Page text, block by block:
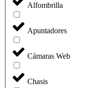
Alfombrilla
Apuntadores
Cámaras Web
Chasis